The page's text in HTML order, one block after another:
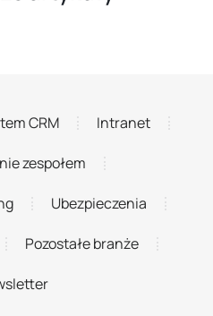
CRM Intranet
zespołem
Ubezpieczenia
Pozostałe branże